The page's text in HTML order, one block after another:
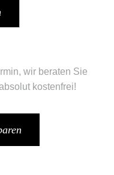
wir beraten Sie
kostenfrei!